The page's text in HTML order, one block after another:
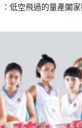
低空飛過的量產闔